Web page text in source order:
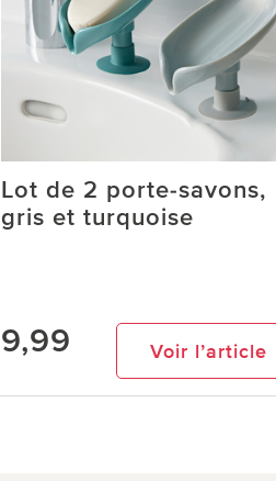
Lot de 2 porte-savons,
gris et turquoise
9,99 Voir l’article